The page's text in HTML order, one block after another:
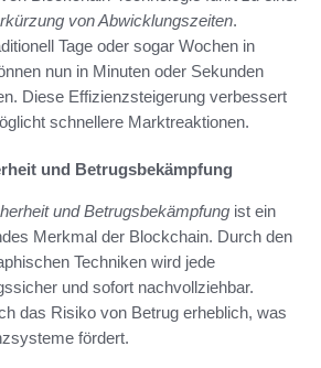
von Abwicklungszeiten.
Tage oder sogar Wochen in
nun in Minuten oder Sekunden
Diese Effizienzsteigerung verbessert
schnellere Marktreaktionen.
und Betrugsbekämpfung
und Betrugsbekämpfung ist ein
Merkmal der Blockchain. Durch den
Techniken wird jede
und sofort nachvollziehbar.
das Risiko von Betrug erheblich, was
fördert.